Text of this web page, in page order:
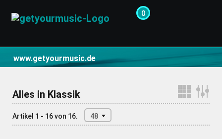
0
www.getyourmusic.de
Alles in Klassik
Artikel 1 - 16 von 16. 48